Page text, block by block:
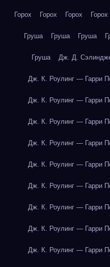
Горох Горох Горох Горох
Груша Груша Груша
Груша Дж. Д.
Дж. К. Роулинг — Гарри
Дж. К. Роулинг — Гарри
Дж. К. Роулинг — Гарри
Дж. К. Роулинг — Гарри
Дж. К. Роулинг — Гарри
Дж. К. Роулинг — Гарри
Дж. К. Роулинг — Гарри
Дж. К. Роулинг — Гарри
Дж. К. Роулинг — Гарри